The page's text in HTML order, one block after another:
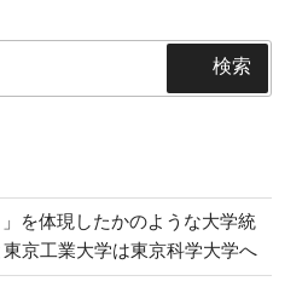
検索
」を体現したかのような大学統
京工業大学は東京科学大学へ